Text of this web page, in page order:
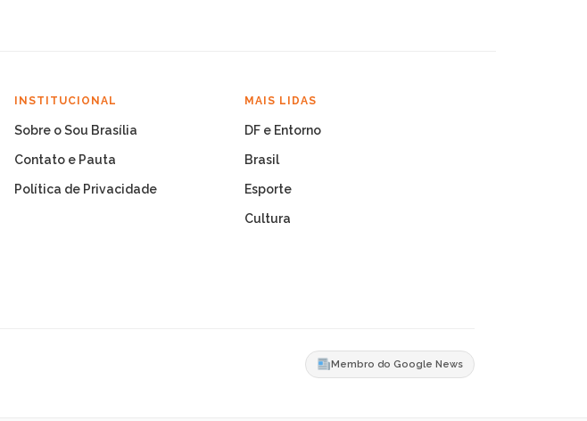
INSTITUCIONAL
Sobre o Sou Brasília
Contato e Pauta
Política de Privacidade
MAIS LIDAS
DF e Entorno
Brasil
Esporte
Cultura
Membro do Google News